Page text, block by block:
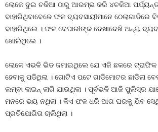
ଲୋକେ ଦୁଇ ଚକିଆ ଠାରୁ ଆରମ୍ଭ କରି ୪ଚକିଆ ପର୍ଯ୍ୟନ୍ତ
ବାହାରିଥିବାବେଳେ ଫଳ ବ୍ୟବସାୟୀମାନେ
ବାହାରିଥିଲେ । ଫଳ ବେପାରୀଙ୍କ ଦେଖାଦେଖି ଅନ୍ୟ
ଖୋଲିଥିଲେ ।
ଲୋକେ ଏଭଳି ଭିଡ ଜମାଇଥିଲେ ଯେ ଏଜି ଛକରେ ଟ୍ରାଫିକ
ହେବାକୁ ପଡିଥିଲା । ଗୋଟିଏ ପଟେ ଗାଡିମୋଟର ଛାଡିଲା
ଲମ୍ବା ଲାଇନ୍‍ ଲାଗି ଯାଉଥିଲା । ପୂର୍ବଭଳି ଆଜି ପୁଲିସ୍‍ର
ମନରେ ଭୟ ନଥିଲା । କିଏ ଫଳ ଧରି ଆଗ ଘରକୁ ଯିବ
ପ୍ରତିଯୋଗିତା ଚାଲିଥିଲା ।